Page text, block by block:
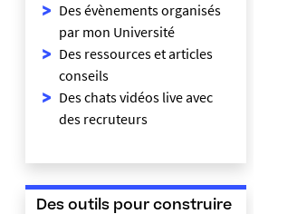
Des évènements organisés
par mon Université
Des ressources et articles
conseils
Des chats vidéos live avec
des recruteurs
Des outils pour construire